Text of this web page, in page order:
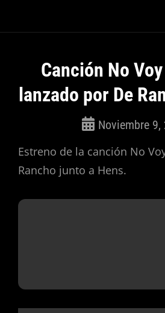
Canción No
lanzado por De
(Isabella)
Noviembre 9,
Estreno de la canción No
Rancho junto a Hens.